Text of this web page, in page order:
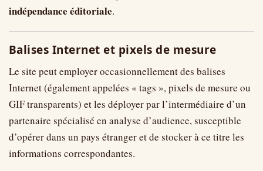
indépendance éditoriale.
Balises Internet et pixels de mesure
Le site peut employer occasionnellement des balises
Internet (également appelées « tags », pixels de mesure ou
GIF transparents) et les déployer par l’intermédiaire d’un
partenaire spécialisé en analyse d’audience, susceptible
d’opérer dans un pays étranger et de stocker à ce titre les
informations correspondantes.